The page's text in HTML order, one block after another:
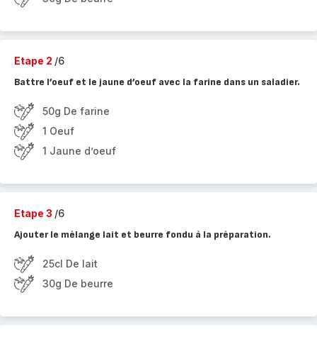
Etape 2 /6
Battre l’oeuf et le jaune d’oeuf avec la farine dans un saladier.
50g De farine
1 Oeuf
1 Jaune d’oeuf
Etape 3 /6
Ajouter le mélange lait et beurre fondu à la préparation.
25cl De lait
30g De beurre